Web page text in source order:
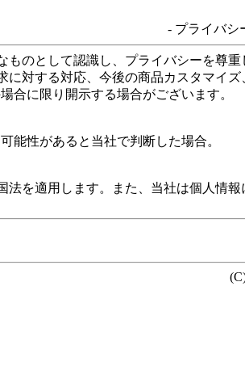
- プライバシ
のとして認識し、プライバシーを尊
対する対応、今後の商品カスタマイ
合に限り開示する場合がございます。
能性があると当社で判断した場合。
を適用します。また、当社は個人情